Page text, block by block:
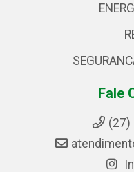
Fale
(27)